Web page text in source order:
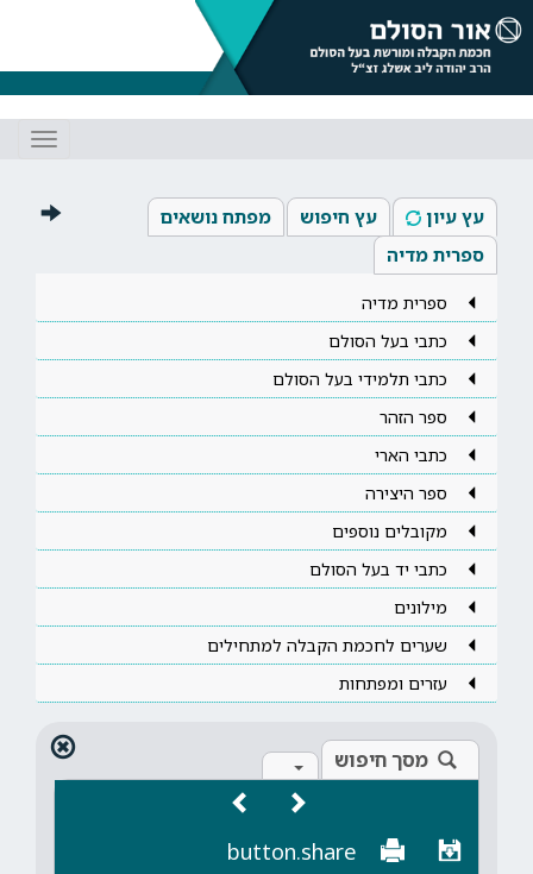
עץ עיון עץ חיפוש
מפתח נושאים
ספרית מדיה
ספרית מדיה
כתבי בעל הסולם
כתבי תלמידי בעל הסולם
ספר הזהר
כתבי הארי
ספר היצירה
מקובלים נוספים
כתבי יד בעל הסולם
מילונים
שערים לחכמת הקבלה למתחילים
עזרים ומפתחות
מסך חיפוש
button.share